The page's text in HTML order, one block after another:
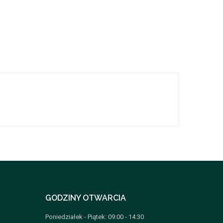
GODZINY OTWARCIA
Poniedziałek - Piątek: 09:00 - 14:30